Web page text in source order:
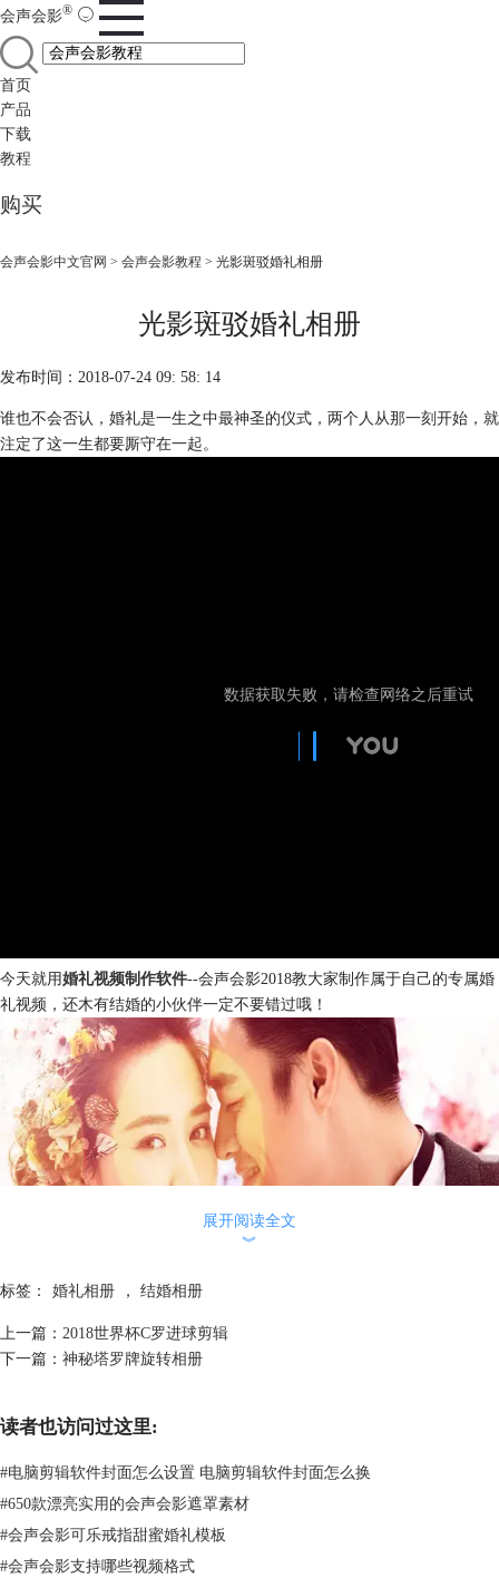
会声会影®
首页
产品
下载
教程
购买
会声会影中文官网 > 会声会影教程 > 光影斑驳婚礼相册
光影斑驳婚礼相册
发布时间：2018-07-24 09: 58: 14
谁也不会否认，婚礼是一生之中最神圣的仪式，两个人从那一刻开始，就
注定了这一生都要厮守在一起。
今天就用婚礼视频制作软件--会声会影2018教大家制作属于自己的专属婚
礼视频，还木有结婚的小伙伴一定不要错过哦！
1、图片素材
照片素材，如果上面两种方式无法获得，还可以去网上down哦！
2、视频素材
拿出了小编多年珍藏的光斑视频素材，之前也是从贴吧里获得。
展开阅读全文
︾
标签： 婚礼相册 ， 结婚相册
上一篇： 2018世界杯C罗进球剪辑
下一篇： 神秘塔罗牌旋转相册
读者也访问过这里:
#电脑剪辑软件封面怎么设置 电脑剪辑软件封面怎么换
#650款漂亮实用的会声会影遮罩素材
#会声会影可乐戒指甜蜜婚礼模板
#会声会影支持哪些视频格式